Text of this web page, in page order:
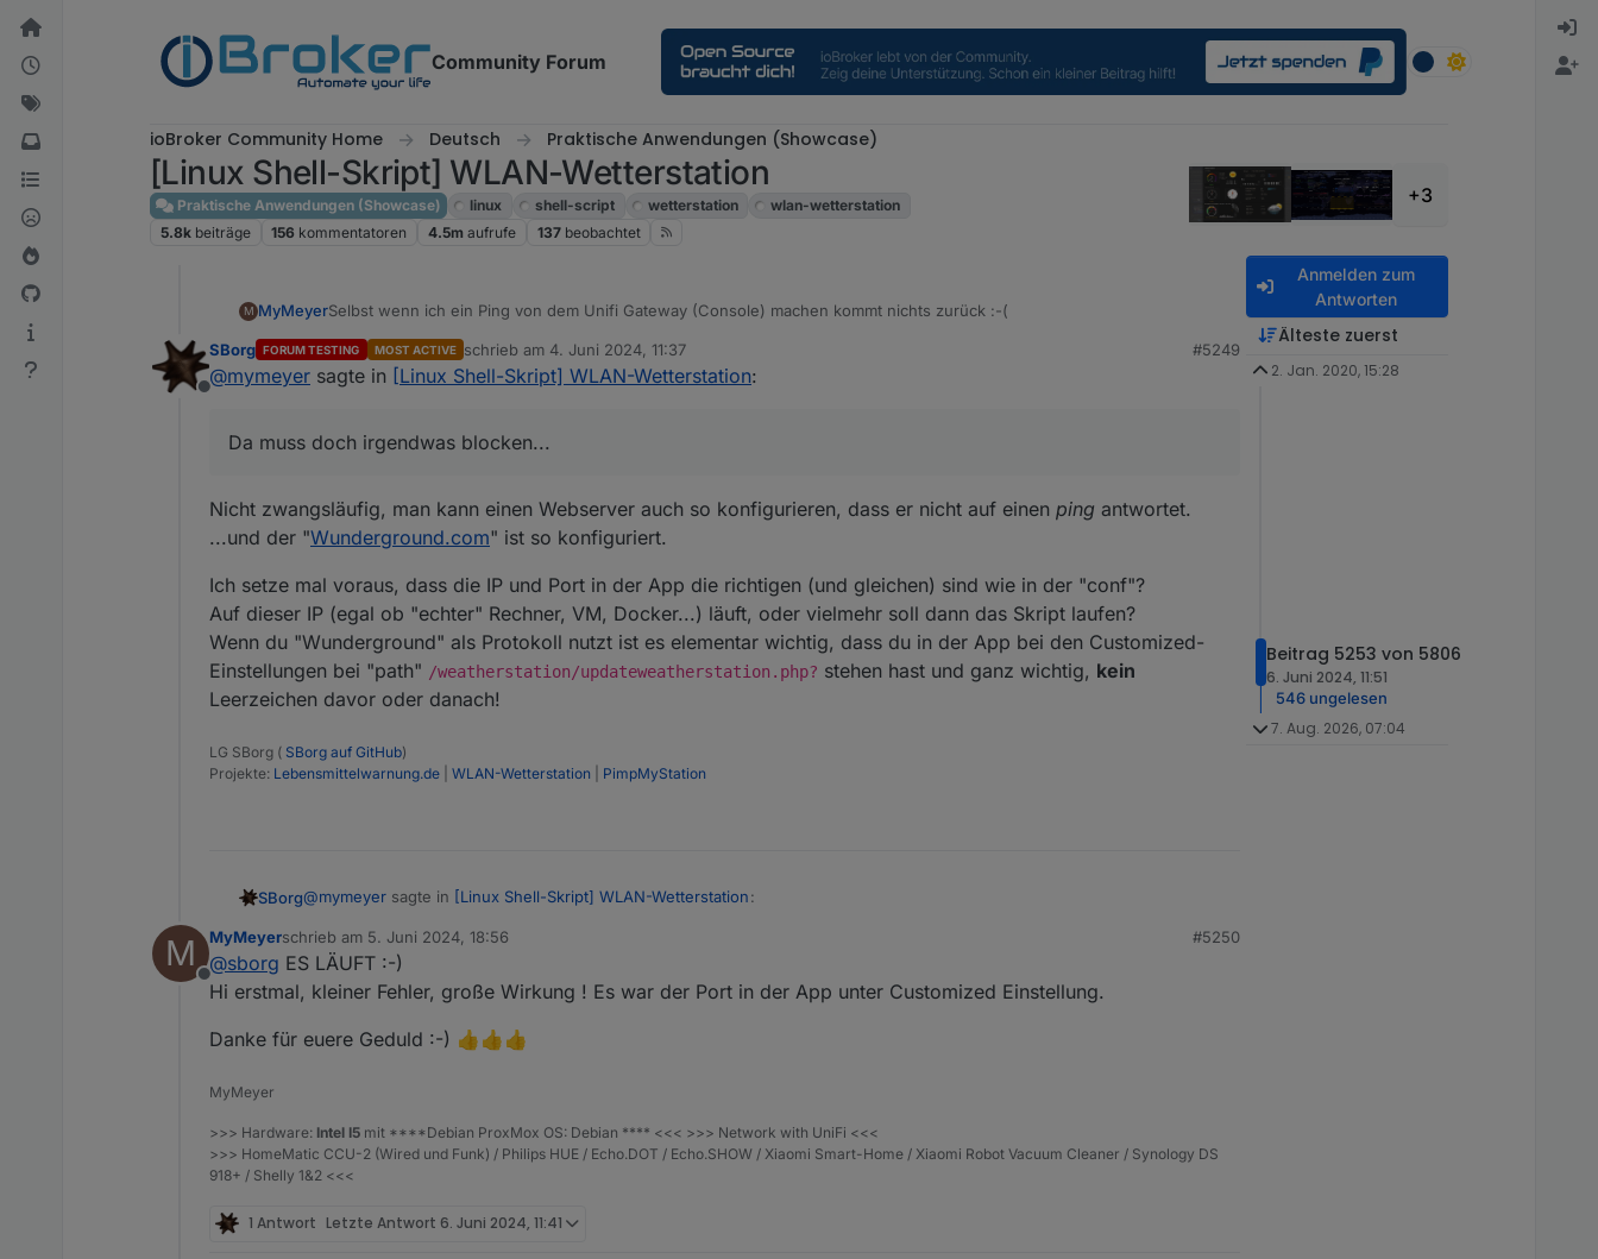
Weiter zum Inhalt
Community Forum
ioBroker Community Home Deutsch Praktische Anwendungen (Showcase)
[Linux Shell-Skript] WLAN-Wetterstation
Praktische Anwendungen (Showcase) linux shell-script wetterstation
wlan-wetterstation
5.8k beiträge 156 kommentatoren 4.5m aufrufe 137 beobachtet
+3
M MyMeyerSelbst wenn ich ein Ping von dem Unifi Gateway (Console) machen kommt nichts zurück :-(
root@unifi-lxc:/var/log/unifi# ping weatherstation.wunderground.com
hmm.....
Offline
SBorg FORUM TESTING MOST ACTIVE schrieb am 4. Juni 2024, 11:37
zuletzt editiert von
#5249
@mymeyer sagte in [Linux Shell-Skript] WLAN-Wetterstation:
Da muss doch irgendwas blocken...
Nicht zwangsläufig, man kann einen Webserver auch so konfigurieren, dass er nicht auf einen ping antwortet.
...und der "Wunderground.com" ist so konfiguriert.
Ich setze mal voraus, dass die IP und Port in der App die richtigen (und gleichen) sind wie in der "conf"?
Auf dieser IP (egal ob "echter" Rechner, VM, Docker...) läuft, oder vielmehr soll dann das Skript laufen?
Wenn du "Wunderground" als Protokoll nutzt ist es elementar wichtig, dass du in der App bei den Customized-
Einstellungen bei "path" /weatherstation/updateweatherstation.php? stehen hast und ganz wichtig, kein
Leerzeichen davor oder danach!
LG SBorg ( SBorg auf GitHub)
Projekte: Lebensmittelwarnung.de WLAN-Wetterstation PimpMyStation
SBorg@mymeyer sagte in [Linux Shell-Skript] WLAN-Wetterstation:
Da muss doch irgendwas blocken...
...und der "Wunderground.com
bei "path"/weatherstation/updateweatherstation.php?stehen hast und ganz wichtig,
danach!
M
Offline
MyMeyerschrieb am 5. Juni 2024, 18:56
zuletzt editiert von
#5250
@sborg ES LÄUFT :-)
Hi erstmal, kleiner Fehler, große Wirkung ! Es war der Port in der App unter Customized Einstellung.
Danke für euere Geduld :-) 👍👍👍
MyMeyer
>>> Hardware: Intel I5 mit ****Debian ProxMox OS: Debian **** <<< >>> Network with UniFi <<<
>>> HomeMatic CCU-2 (Wired und Funk) / Philips HUE / Echo.DOT / Echo.SHOW / Xiaomi Smart-Home / Xiaomi Robot Vacuum Cleaner / Synology DS
918+ / Shelly 1&2 <<<
1 Antwort Letzte Antwort 6. Juni 2024, 11:41
Anmelden zum
Antworten
Älteste zuerst
2. Jan. 2020, 15:28
Beitrag 5253 von 5806
6. Juni 2024, 11:51
546 ungelesen
7. Aug. 2026, 07:04